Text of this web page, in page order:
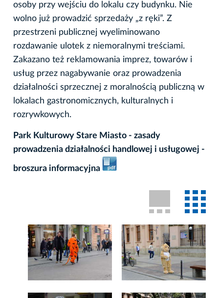
osoby przy wejściu do lokalu czy budynku. Nie
wolno już prowadzić sprzedaży „z ręki”. Z
przestrzeni publicznej wyeliminowano
rozdawanie ulotek z niemoralnymi treściami.
Zakazano też reklamowania imprez, towarów i
usług przez nagabywanie oraz prowadzenia
działalności sprzecznej z moralnością publiczną w
lokalach gastronomicznych, kulturalnych i
rozrywkowych.
Park Kulturowy Stare Miasto - zasady
prowadzenia działalności handlowej i usługowej -
broszura informacyjna